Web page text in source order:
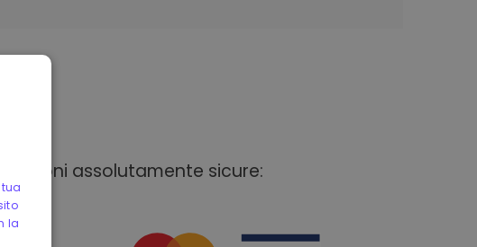
opzioni assolutamente sicure:
la